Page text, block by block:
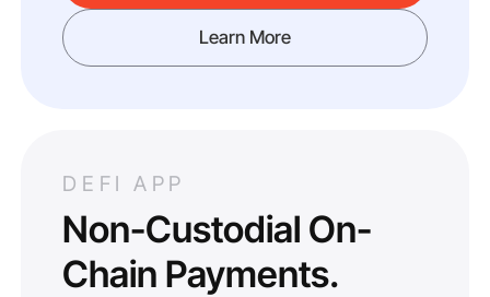
Learn More
DEFI APP
Non-Custodial On-
Chain Payments.